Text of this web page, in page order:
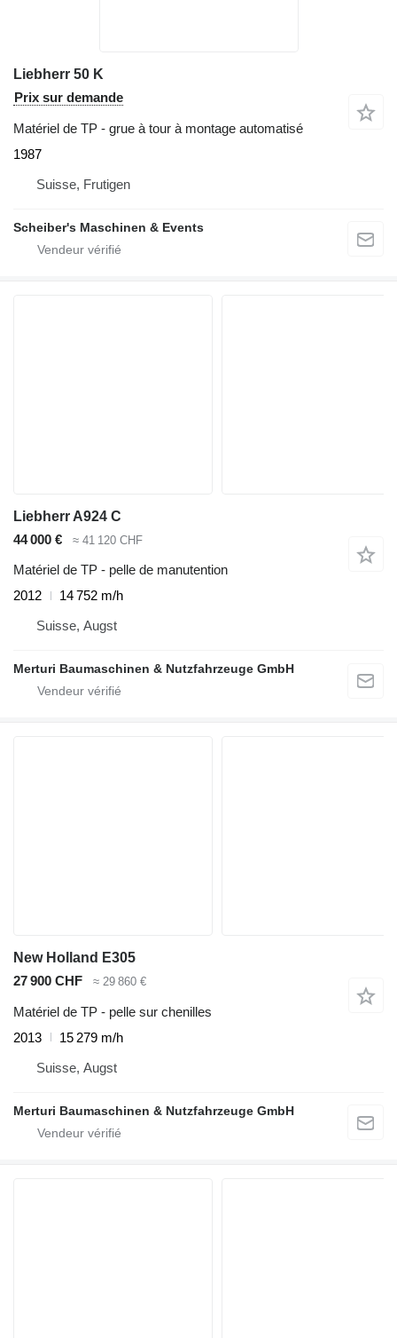
Liebherr 50 K
Prix sur demande
Matériel de TP - grue à tour à montage automatisé
1987
Suisse, Frutigen
Scheiber's Maschinen & Events
Liebherr A924 C
44 000 €
≈ 41 120 CHF
Matériel de TP - pelle de manutention
2012
14 752 m/h
Suisse, Augst
Merturi Baumaschinen & Nutzfahrzeuge GmbH
New Holland E305
27 900 CHF
≈ 29 860 €
Matériel de TP - pelle sur chenilles
2013
15 279 m/h
Suisse, Augst
Merturi Baumaschinen & Nutzfahrzeuge GmbH